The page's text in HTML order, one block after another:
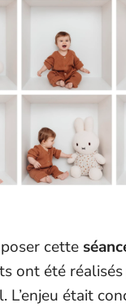
cette
ont été
L’enjeu était